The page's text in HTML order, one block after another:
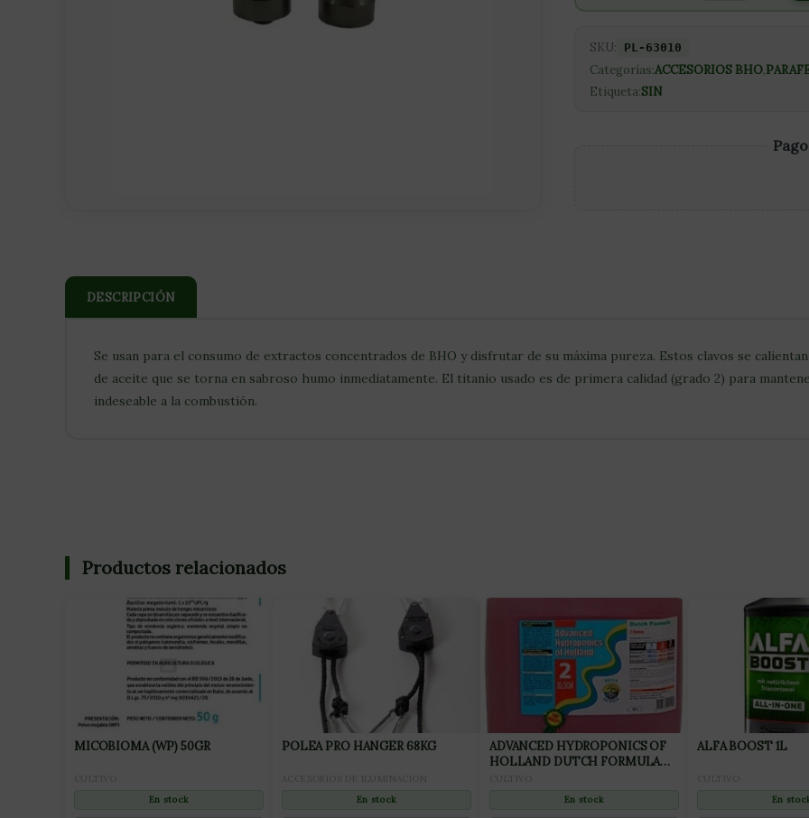
SKU: PL-63010
Categorías:ACCESORIOS BHO,
Etiqueta:SIN
DESCRIPCIÓN
Se usan para el consumo de extractos concentrados de BHO y disfrutar de su máxima pureza. Estos clavos se
de aceite que se torna en sabroso humo inmediatamente. El titanio usado es de primera calidad (grado 2) para
indeseable a la combustión.
Productos relacionados
MICOBIOMA (WP) 50GR
En stock
POLEA PRO HANGER 68KG
En stock
ADVANCED HYDROPONICS OF
HOLLAND DUTCH FORMULA
En stock
ALFA BOOST 1L
En